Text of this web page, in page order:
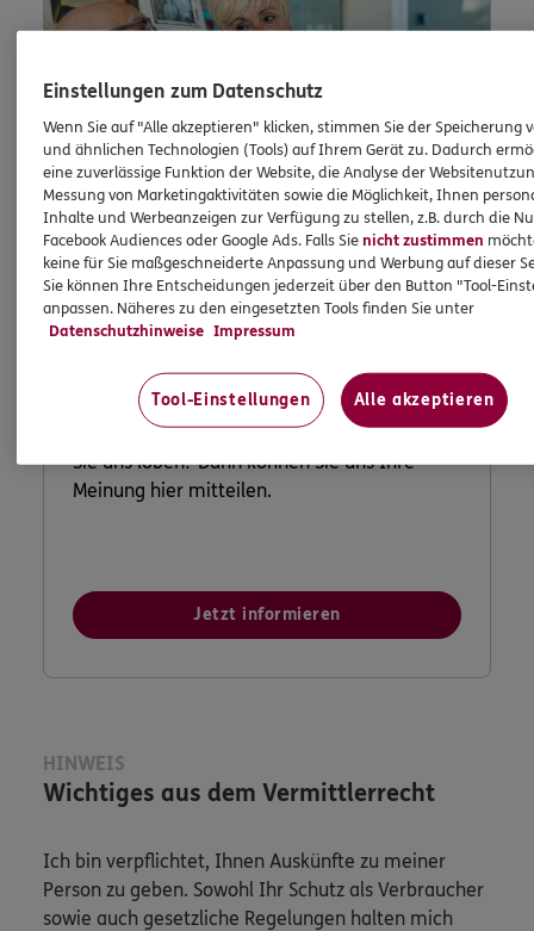
Lob und
Beschwerde
Waren Sie unzufrieden mit uns oder möchten
Sie uns loben? Dann können Sie uns Ihre
Meinung hier mitteilen.
Jetzt informieren
HINWEIS
Wichtiges aus dem Vermittlerrecht
Ich bin verpflichtet, Ihnen Auskünfte zu meiner
Person zu geben. Sowohl Ihr Schutz als Verbraucher
sowie auch gesetzliche Regelungen halten mich
Einstellungen zum Datenschutz
Wenn Sie auf "Alle akzeptieren" klicken, stimmen Sie der Speicherung
und ähnlichen Technologien (Tools) auf Ihrem Gerät zu. Dadurch
eine zuverlässige Funktion der Website, die Analyse der
Messung von Marketingaktivitäten sowie die Möglichkeit, Ihnen
Inhalte und Werbeanzeigen zur Verfügung zu stellen, z.B. durch die
Facebook Audiences oder Google Ads. Falls Sienicht zustimmen
keine für Sie maßgeschneiderte Anpassung und Werbung auf dieser
Sie können Ihre Entscheidungen jederzeit über den Button "Tool-
anpassen. Näheres zu den eingesetzten Tools finden Sie unter
Datenschutzhinweise Impressum
Tool-Einstellungen Alle akzeptieren